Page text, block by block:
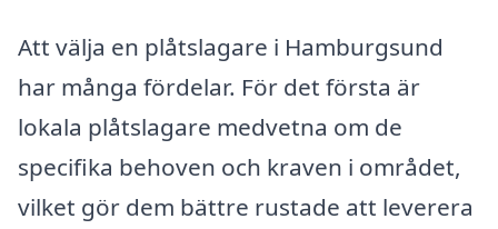
Att välja en plåtslagare i Hamburgsund
har många fördelar. För det första är
lokala plåtslagare medvetna om de
specifika behoven och kraven i området,
vilket gör dem bättre rustade att leverera